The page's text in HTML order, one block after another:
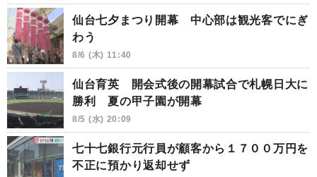
仙台七夕まつり開幕 中心部は観光客でにぎ
わう
8/6 (木) 11:40
仙台育英 開会式後の開幕試合で札幌日大に
勝利 夏の甲子園が開幕
8/5 (水) 20:09
七十七銀行元行員が顧客から１７００万円を
不正に預かり返却せず